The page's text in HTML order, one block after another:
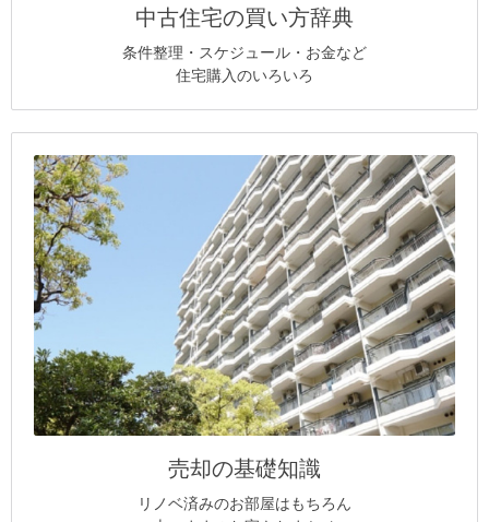
中古住宅の買い方辞典
条件整理・スケジュール・お金など
住宅購入のいろいろ
売却の基礎知識
リノベ済みのお部屋はもちろん